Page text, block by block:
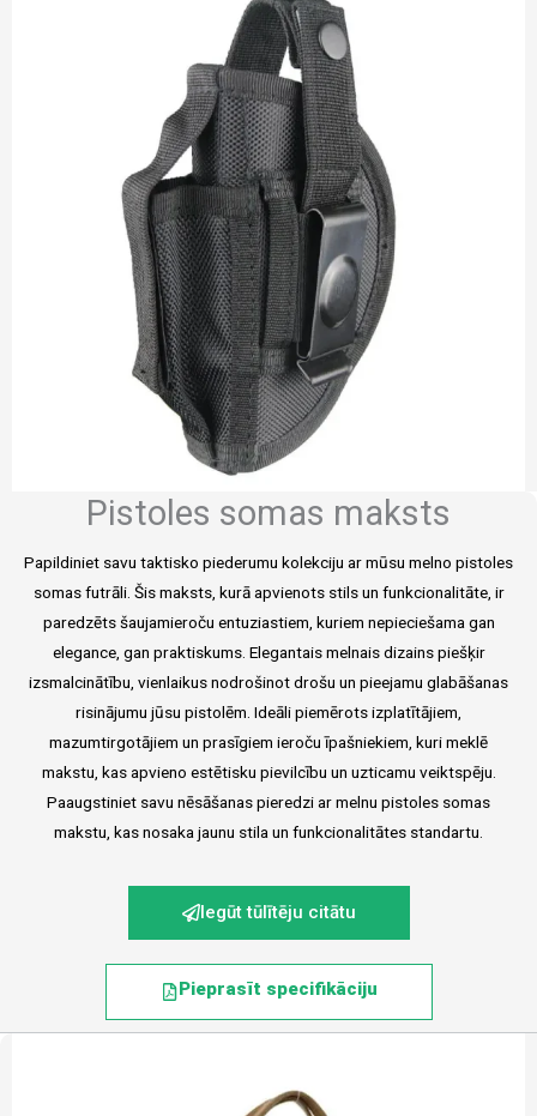
Pistoles somas maksts
Papildiniet savu taktisko piederumu kolekciju ar mūsu melno pistoles
somas futrāli. Šis maksts, kurā apvienots stils un funkcionalitāte, ir
paredzēts šaujamieroču entuziastiem, kuriem nepieciešama gan
elegance, gan praktiskums. Elegantais melnais dizains piešķir
izsmalcinātību, vienlaikus nodrošinot drošu un pieejamu glabāšanas
risinājumu jūsu pistolēm. Ideāli piemērots izplatītājiem,
mazumtirgotājiem un prasīgiem ieroču īpašniekiem, kuri meklē
makstu, kas apvieno estētisku pievilcību un uzticamu veiktspēju.
Paaugstiniet savu nēsāšanas pieredzi ar melnu pistoles somas
makstu, kas nosaka jaunu stila un funkcionalitātes standartu.
Iegūt tūlītēju citātu
Pieprasīt specifikāciju